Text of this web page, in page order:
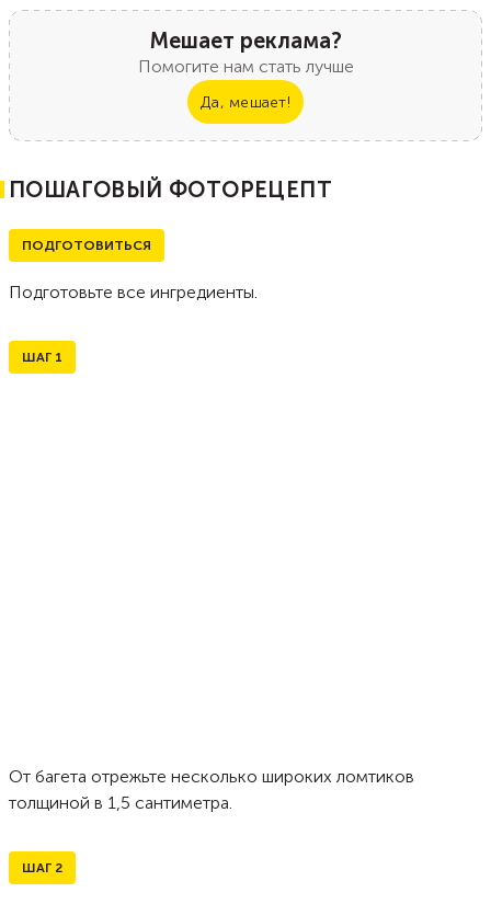
Мешает реклама?
Помогите нам стать лучше
Да, мешает!
ПОШАГОВЫЙ ФОТОРЕЦЕПТ
ПОДГОТОВИТЬСЯ
Подготовьте все ингредиенты.
ШАГ 1
От багета отрежьте несколько широких ломтиков
толщиной в 1,5 сантиметра.
ШАГ 2